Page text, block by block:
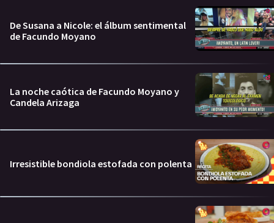
De Susana a Nicole: el álbum sentimental
de Facundo Moyano
La noche caótica de Facundo Moyano y
Candela Arizaga
Irresistible bondiola estofada con polenta